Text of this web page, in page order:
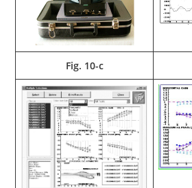
Fig. 10-c